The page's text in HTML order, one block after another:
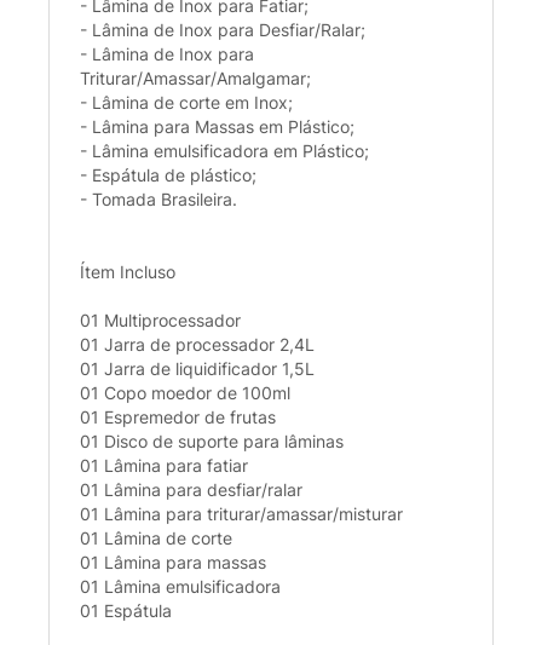
- Lâmina de Inox para Fatiar;
- Lâmina de Inox para Desfiar/Ralar;
- Lâmina de Inox para
Triturar/Amassar/Amalgamar;
- Lâmina de corte em Inox;
- Lâmina para Massas em Plástico;
- Lâmina emulsificadora em Plástico;
- Espátula de plástico;
- Tomada Brasileira.
Ítem Incluso
01 Multiprocessador
01 Jarra de processador 2,4L
01 Jarra de liquidificador 1,5L
01 Copo moedor de 100ml
01 Espremedor de frutas
01 Disco de suporte para lâminas
01 Lâmina para fatiar
01 Lâmina para desfiar/ralar
01 Lâmina para triturar/amassar/misturar
01 Lâmina de corte
01 Lâmina para massas
01 Lâmina emulsificadora
01 Espátula